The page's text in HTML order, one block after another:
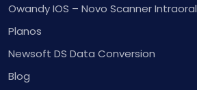
Owandy IOS – Novo Scanner Intraoral
Planos
Newsoft DS Data Conversion
Blog